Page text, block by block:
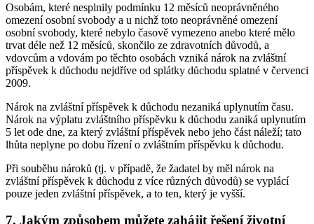
Osobám, které nesplnily podmínku 12 měsíců neoprávněného
omezení osobní svobody a u nichž toto neoprávněné omezení
osobní svobody, které nebylo časově vymezeno anebo které mělo
trvat déle než 12 měsíců, skončilo ze zdravotních důvodů, a
vdovcům a vdovám po těchto osobách vzniká nárok na zvláštní
příspěvek k důchodu nejdříve od splátky důchodu splatné v červenci
2009.
Nárok na zvláštní příspěvek k důchodu nezaniká uplynutím času.
Nárok na výplatu zvláštního příspěvku k důchodu zaniká uplynutím
5 let ode dne, za který zvláštní příspěvek nebo jeho část náleží; tato
lhůta neplyne po dobu řízení o zvláštním příspěvku k důchodu.
Při souběhu nároků (tj. v případě, že žadatel by měl nárok na
zvláštní příspěvek k důchodu z více různých důvodů) se vyplácí
pouze jeden zvláštní příspěvek, a to ten, který je vyšší.
7. Jakým způsobem můžete zahájit řešení životní